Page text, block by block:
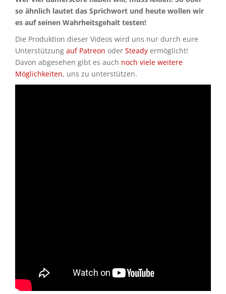
so ähnlich lautet das Sprichwort und heute wollen wir
es auf seinen Wahrheitsgehalt testen!
Die Produktion dieser Videos wird uns nur durch eure
Unterstützung auf Patreon oder Steady ermöglicht!
Davon abgesehen gibt es auch noch viele weitere
Möglichkeiten, uns zu unterstützen.